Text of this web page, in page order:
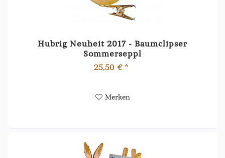
Hubrig Neuheit 2017 - Baumclipser
Sommerseppl
25,50 € *
Merken